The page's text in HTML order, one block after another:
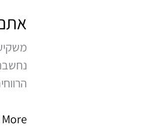
מחו"ל
נכס
כך
את
»